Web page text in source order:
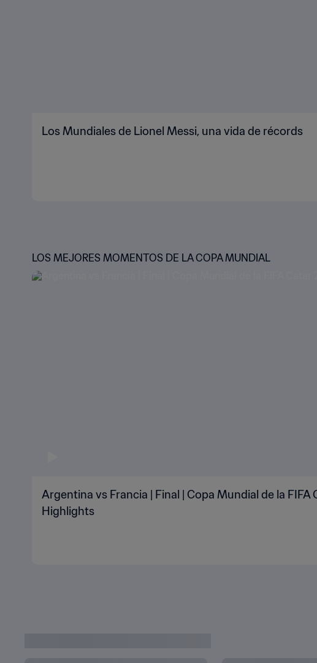
Los Mundiales de Lionel Messi, una vida de récords
LOS MEJORES MOMENTOS DE LA COPA MUNDIAL
Argentina vs Francia | Final | Copa Mundial de la FIFA
Highlights